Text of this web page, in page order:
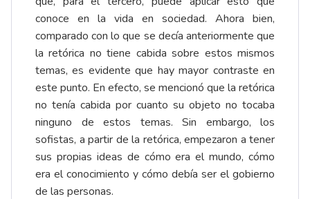
conoce en la vida en sociedad. Ahora bien,
comparado con lo que se decía anteriormente que
la retórica no tiene cabida sobre estos mismos
temas, es evidente que hay mayor contraste en
este punto. En efecto, se mencionó que la retórica
no tenía cabida por cuanto su objeto no tocaba
ninguno de estos temas. Sin embargo, los
sofistas, a partir de la retórica, empezaron a tener
sus propias ideas de cómo era el mundo, cómo
era el conocimiento y cómo debía ser el gobierno
de las personas.